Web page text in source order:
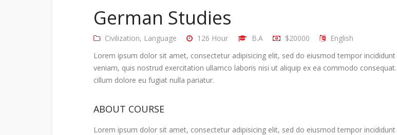
German Studies
Civilization, Language 126 Hour B.A $20000
English
Lorem ipsum dolor sit amet, consectetur adipisicing elit, sed do eiusmod tempor
veniam, quis nostrud exercitation ullamco laboris nisi ut aliquip ex ea commodo
cillum dolore eu fugiat nulla pariatur.
ABOUT COURSE
Lorem ipsum dolor sit amet, consectetur adipisicing elit, sed do eiusmod tempor